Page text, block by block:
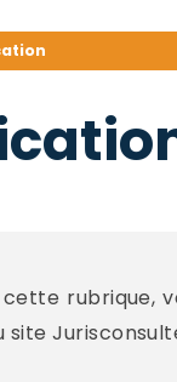
rubrique,
site